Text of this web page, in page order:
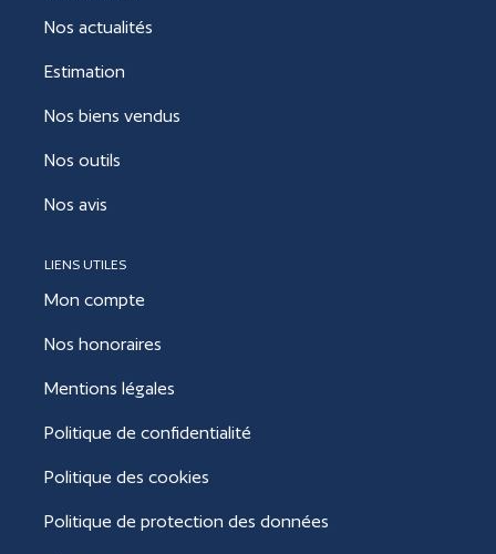
Nos actualités
Estimation
Nos biens vendus
Nos outils
Nos avis
LIENS UTILES
Mon compte
Nos honoraires
Mentions légales
Politique de confidentialité
Politique des cookies
Politique de protection des données